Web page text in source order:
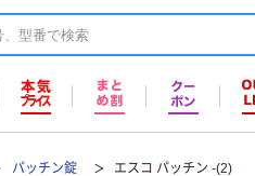
パッチン錠 エスコ パッチン -(2)